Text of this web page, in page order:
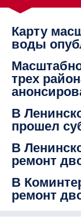
Карту
воды
трех
В
прошел
В
ремонт
В
ремонт